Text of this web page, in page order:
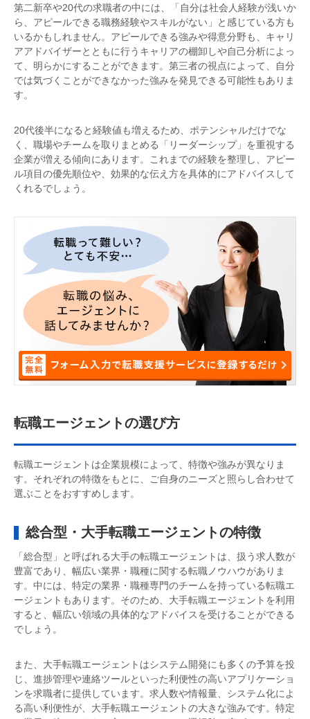
第二新卒や20代の求職者の中には、「自分は社会人経験が浅いか
ら、アピールできる職務経験やスキルがない」と感じている方も
いるかもしれません。アピールできる強みや得意分野も、キャリ
アアドバイザーとともに行うキャリアの棚卸しや自己分析によっ
て、明らかにすることができます。第三者の視点によって、自分
では気づくことができなかった強みを発見できる可能性もありま
す。
20代後半になると経験値も増えるため、ポテンシャルだけでな
く、職場やチームを取りまとめる「リーダーシップ」を重視する
企業が増える傾向にあります。これまでの経験を整理し、アピー
ル項目の優先順位や、効果的な伝え方を具体的にアドバイスして
くれるでしょう。
転職エージェントの選び方
転職エージェントは企業規模によって、特徴や強みが異なりま
す。それぞれの特徴をもとに、ご自身のニーズと照らし合わせて
選ぶことをおすすめします。
総合型・大手転職エージェントの特徴
「総合型」と呼ばれる大手の転職エージェントは、扱う求人数が
豊富であり、幅広い業界・職種に関する転職ノウハウがありま
す。中には、特定の業界・職種専門のチームを持っている転職エ
ージェントもあります。そのため、大手転職エージェントを利用
すると、幅広い領域の具体的なアドバイスを受けることができる
でしょう。
また、大手転職エージェントはシステム開発にも多くの予算を投
じ、進捗管理や連絡ツールといった利便性の高いアプリケーショ
ンを求職者に提供しています。求人数や情報量、システム化によ
る高い利便性が、大手転職エージェントの大きな強みです。特定